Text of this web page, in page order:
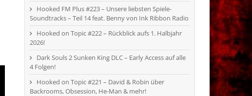
Hooked FM Plus #223 – Unsere liebsten Spiele-
Soundtracks – Teil 14 feat. Benny von Ink Ribbon Radio
Hooked on Topic #222 – Rückblick aufs 1. Halbjahr
2026!
Dark Souls 2 Sunken King DLC – Early Access auf alle
4 Folgen!
Hooked on Topic #221 – David & Robin über
Backrooms, Obsession, He-Man & mehr!